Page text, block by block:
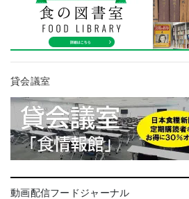
貸会議室
動画配信フードジャーナル